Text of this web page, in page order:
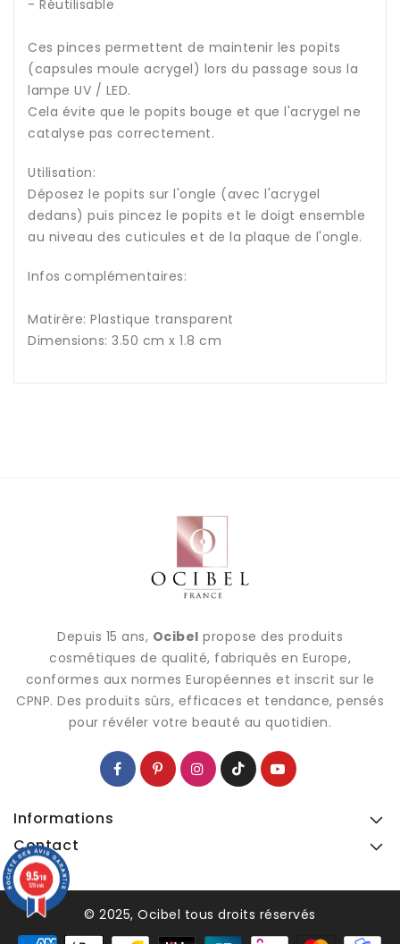
- Réutilisable
Ces pinces permettent de maintenir les popits
(capsules moule acrygel) lors du passage sous la
lampe UV / LED.
Cela évite que le popits bouge et que l'acrygel ne
catalyse pas correctement.
Utilisation:
Déposez le popits sur l'ongle (avec l'acrygel
dedans) puis pincez le popits et le doigt ensemble
au niveau des cuticules et de la plaque de l'ongle.
Infos complémentaires:
Matirère: Plastique transparent
Dimensions: 3.50 cm x 1.8 cm
Depuis 15 ans, Ocibel propose des produits
cosmétiques de qualité, fabriqués en Europe,
conformes aux normes Européennes et inscrit sur le
CPNP. Des produits sûrs, efficaces et tendance, pensés
pour révéler votre beauté au quotidien.
Informations
Contact
© 2025, Ocibel tous droits réservés
9.5/10
128 avis
9.5/10
128 avis